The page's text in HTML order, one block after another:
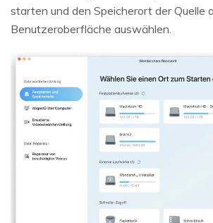
starten und den Speicherort der Quelle
Benutzeroberfläche auswählen.